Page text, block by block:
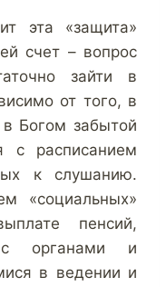
эта «защита»
счет – вопрос
зайти в
от того, в
Богом забытой
с расписанием
к слушанию.
«социальных»
пенсий,
органами и
в ведении и